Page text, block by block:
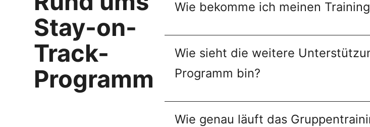
Stay-on-
Track-
Programm
Wie bekomme ich meinen
Wie sieht die weitere
Programm bin?
Wie genau läuft das